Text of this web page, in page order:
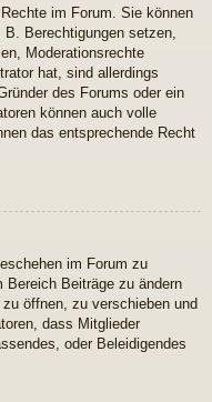
im Forum. Sie können
Berechtigungen setzen,
Moderationsrechte
hat, sind allerdings
des Forums oder ein
können auch volle
das entsprechende Recht
im Forum zu
Bereich Beiträge zu ändern
öffnen, zu verschieben und
dass Mitglieder
oder Beleidigendes